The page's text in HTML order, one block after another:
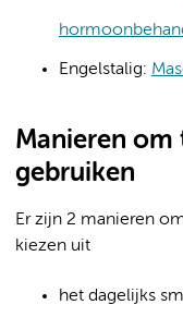
Engelstalig:
Manieren
gebruiken
Er zijn 2 manieren
kiezen uit
het dagelijks